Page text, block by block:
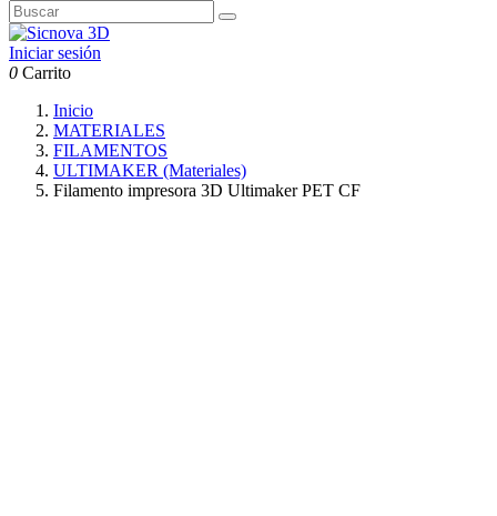
Iniciar sesión
0 Carrito
Inicio
MATERIALES
FILAMENTOS
ULTIMAKER (Materiales)
Filamento impresora 3D Ultimaker PET CF